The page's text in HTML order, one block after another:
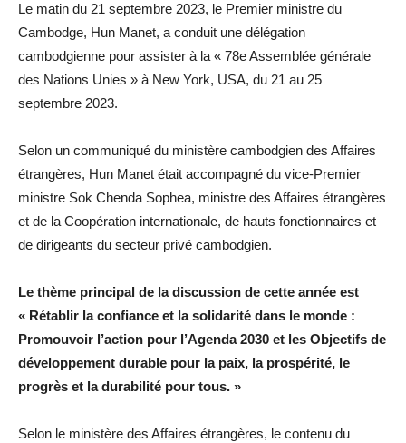
Le matin du 21 septembre 2023, le Premier ministre du
Cambodge, Hun Manet, a conduit une délégation
cambodgienne pour assister à la « 78e Assemblée générale
des Nations Unies » à New York, USA, du 21 au 25
septembre 2023.
Selon un communiqué du ministère cambodgien des Affaires
étrangères, Hun Manet était accompagné du vice-Premier
ministre Sok Chenda Sophea, ministre des Affaires étrangères
et de la Coopération internationale, de hauts fonctionnaires et
de dirigeants du secteur privé cambodgien.
Le thème principal de la discussion de cette année est
« Rétablir la confiance et la solidarité dans le monde :
Promouvoir l’action pour l’Agenda 2030 et les Objectifs de
développement durable pour la paix, la prospérité, le
progrès et la durabilité pour tous. »
Selon le ministère des Affaires étrangères, le contenu du